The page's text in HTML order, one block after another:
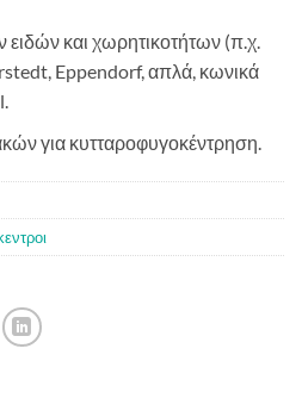
και χωρητικοτήτων (π.χ.
Eppendorf, απλά, κωνικά
για κυτταροφυγοκέντρηση.